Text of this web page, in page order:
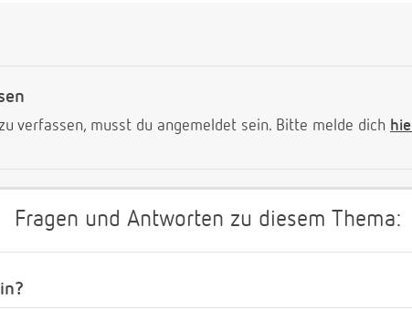
verfassen, musst du angemeldet sein. Bitte melde dich
Fragen und Antworten zu diesem Thema: